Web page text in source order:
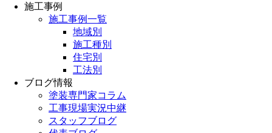
施工事例
施工事例一覧
地域別
施工種別
住宅別
工法別
ブログ情報
塗装専門家コラム
工事現場実況中継
スタッフブログ